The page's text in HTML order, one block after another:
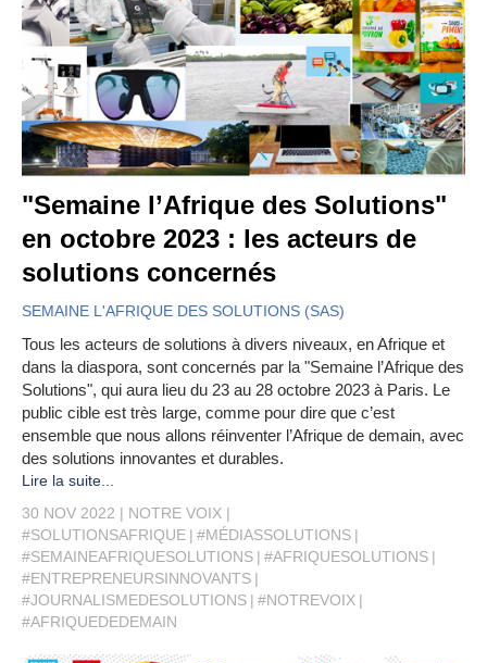
"Semaine l’Afrique des Solutions"
en octobre 2023 : les acteurs de
solutions concernés
SEMAINE L'AFRIQUE DES SOLUTIONS (SAS)
Tous les acteurs de solutions à divers niveaux, en Afrique et
dans la diaspora, sont concernés par la "Semaine l’Afrique des
Solutions", qui aura lieu du 23 au 28 octobre 2023 à Paris. Le
public cible est très large, comme pour dire que c’est
ensemble que nous allons réinventer l’Afrique de demain, avec
des solutions innovantes et durables.
Lire la suite...
30 NOV 2022
NOTRE VOIX
#SOLUTIONSAFRIQUE
#MÉDIASSOLUTIONS
#SEMAINEAFRIQUESOLUTIONS
#AFRIQUESOLUTIONS
#ENTREPRENEURSINNOVANTS
#JOURNALISMEDESOLUTIONS
#NOTREVOIX
#AFRIQUEDEDEMAIN